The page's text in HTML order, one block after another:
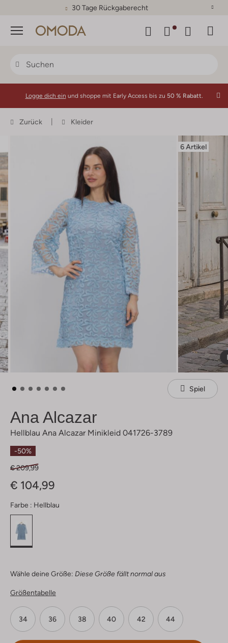
30 Tage Rückgaberecht
Menü
Logge dich ein und shoppe mit Early Access bis zu 50 % Rabatt.
Zurück Kleider
6 Artikel
Spiel
Ana Alcazar
Hellblau Ana Alcazar Minikleid 041726-3789
-50%
€ 209,99
€ 104,99
Farbe : Hellblau
Wähle deine Größe: Diese Größe fällt normal aus
Größentabelle
34 36 38 40 42 44